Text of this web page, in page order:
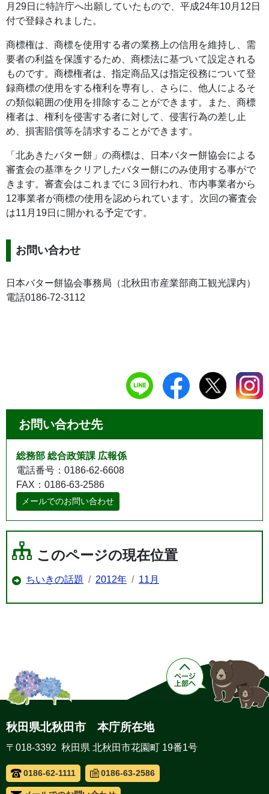
月29日に特許庁へ出願していたもので、平成24年10月12日
付で登録されました。
商標権は、商標を使用する者の業務上の信用を維持し、需
要者の利益を保護するため、商標法に基づいて設定される
ものです。商標権者は、指定商品又は指定役務について登
録商標の使用をする権利を専有し、さらに、他人によるそ
の類似範囲の使用を排除することができます。また、商標
権者は、権利を侵害する者に対して、侵害行為の差し止
め、損害賠償等を請求することができます。
「北あきたバター餅」の商標は、日本バター餅協会による
審査会の基準をクリアしたバター餅にのみ使用する事がで
きます。審査会はこれまでに３回行われ、市内事業者から
12事業者が商標の使用を認められています。次回の審査会
は11月19日に開かれる予定です。
お問い合わせ
日本バター餅協会事務局（北秋田市産業部商工観光課内）
電話0186-72-3112
お問い合わせ先
総務部 総合政策課 広報係
電話番号：0186-62-6608
FAX：0186-63-2586
メールでのお問い合わせ
このページの現在位置
ちいきの話題 2012年 11月
秋田県北秋田市 本庁所在地
〒018-3392 秋田県 北秋田市花園町 19番1号
0186-62-1111 0186-63-2586